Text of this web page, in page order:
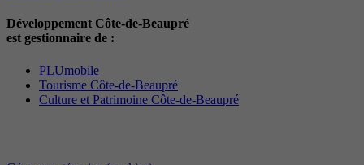
Développement Côte-de-Beaupré
est gestionnaire de :
PLUmobile
Tourisme Côte-de-Beaupré
Culture et Patrimoine Côte-de-Beaupré